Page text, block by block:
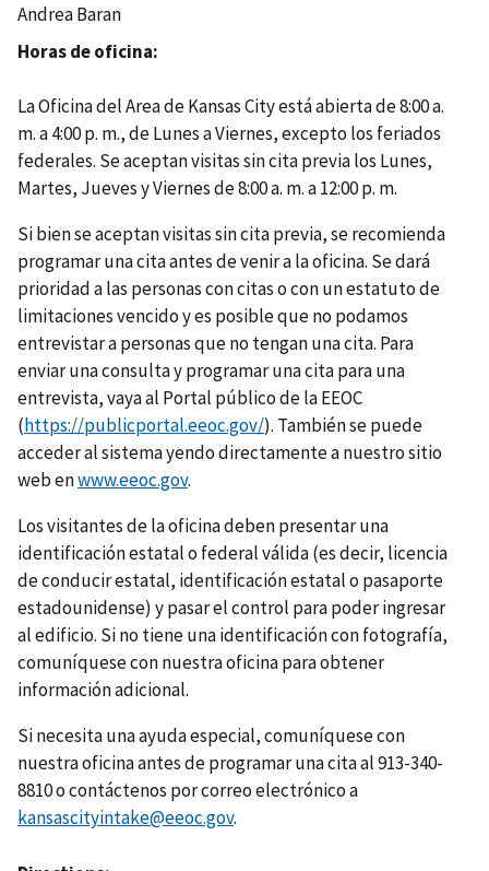
Andrea Baran
Horas de oficina
La Oficina del Area de Kansas City está abierta de 8:00 a.
m. a 4:00 p. m., de Lunes a Viernes, excepto los feriados
federales. Se aceptan visitas sin cita previa los Lunes,
Martes, Jueves y Viernes de 8:00 a. m. a 12:00 p. m.
Si bien se aceptan visitas sin cita previa, se recomienda
programar una cita antes de venir a la oficina. Se dará
prioridad a las personas con citas o con un estatuto de
limitaciones vencido y es posible que no podamos
entrevistar a personas que no tengan una cita. Para
enviar una consulta y programar una cita para una
entrevista, vaya al Portal público de la EEOC
(https://publicportal.eeoc.gov/). También se puede
acceder al sistema yendo directamente a nuestro sitio
web enwww.eeoc.gov.
Los visitantes de la oficina deben presentar una
identificación estatal o federal válida (es decir, licencia
de conducir estatal, identificación estatal o pasaporte
estadounidense) y pasar el control para poder ingresar
al edificio. Si no tiene una identificación con fotografía,
comuníquese con nuestra oficina para obtener
información adicional.
Si necesita una ayuda especial, comuníquese con
nuestra oficina antes de programar una cita al 913-340-
8810 o contáctenos por correo electrónico a
kansascityintake@eeoc.gov.